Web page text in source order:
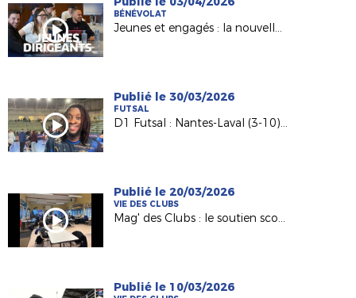
BÉNÉVOLAT
Jeunes et engagés : la nouvelle génération de dirigeants
Publié le 30/03/2026
FUTSAL
D1 Futsal : Nantes-Laval (3-10), les réactions d’après match
Publié le 20/03/2026
VIE DES CLUBS
Mag' des Clubs : le soutien scolaire au sein de l'AS Saint-Hilaire Vihiers Saint-Paul
Publié le 10/03/2026